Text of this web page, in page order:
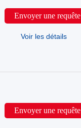
Envoyer une requête
Voir les détails
Envoyer une requête